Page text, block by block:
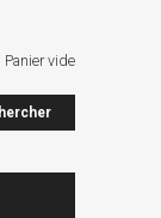
Panier vide